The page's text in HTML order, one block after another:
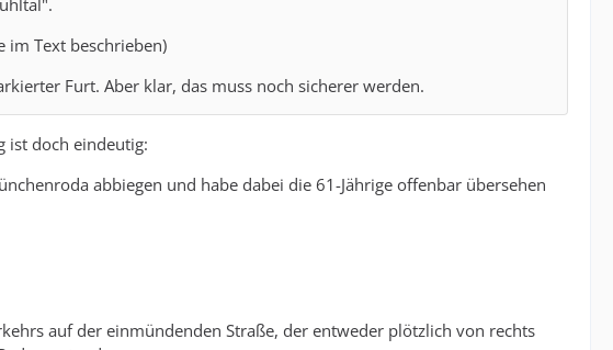
im Text beschrieben)
Furt. Aber klar, das muss noch sicherer werden.
ist doch eindeutig:
abbiegen und habe dabei die 61-Jährige offenbar übersehen
auf der einmündenden Straße, der entweder plötzlich von rechts